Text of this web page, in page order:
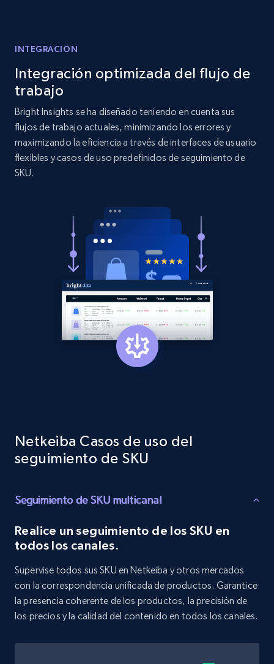
1.6K+
Target
URL, Product id, Title, Product description,
Rating, Reviews count, Initial price, Discount,
and more.
Target - Gather data on products using
specified keywords
URL, Product id, Title, Product description,
Rating, Reviews count, Initial price, Discount,
176+ Comenzar ahora
Rating, Reviews count, Initial price, Discount,
and more.
Target - Discover products by specified
URL, Product id, Title, Product description,
Rating, Reviews count, Initial price, Discount,
and more.
INTEGRACIÓN
Integración optimizada del flujo de
trabajo
Bright Insights se ha diseñado teniendo en cuenta sus
flujos de trabajo actuales, minimizando los errores y
maximizando la eficiencia a través de interfaces de usuario
flexibles y casos de uso predefinidos de seguimiento de
SKU.
Netkeiba Casos de uso del
seguimiento de SKU
Seguimiento de SKU multicanal
Realice un seguimiento de los SKU en
todos los canales.
Supervise todos sus SKU en Netkeiba y otros mercados
con la correspondencia unificada de productos. Garantice
la presencia coherente de los productos, la precisión de
los precios y la calidad del contenido en todos los canales.